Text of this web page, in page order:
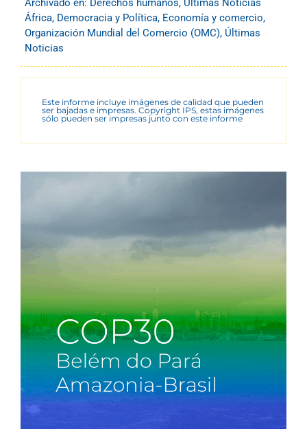
Archivado en: Derechos humanos, Últimas Noticias
África, Democracia y Política, Economía y comercio,
Organización Mundial del Comercio (OMC), Últimas
Noticias
Este informe incluye imágenes de calidad que pueden
ser bajadas e impresas. Copyright IPS, estas imágenes
sólo pueden ser impresas junto con este informe